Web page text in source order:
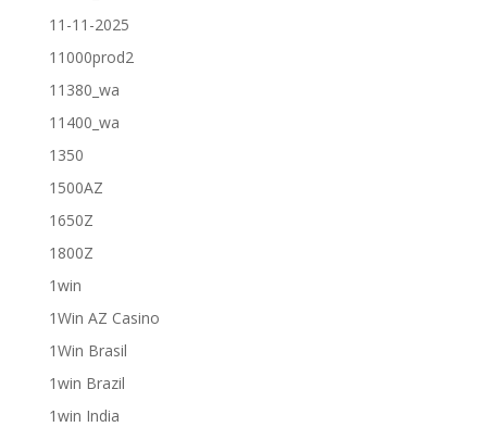
11-11-2025
11000prod2
11380_wa
11400_wa
1350
1500AZ
1650Z
1800Z
1win
1Win AZ Casino
1Win Brasil
1win Brazil
1win India